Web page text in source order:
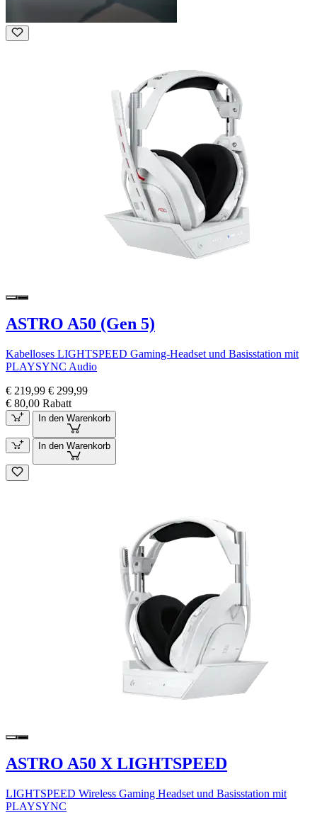
ASTRO A50 (Gen 5)
Kabelloses LIGHTSPEED Gaming-Headset und Basisstation mit
PLAYSYNC Audio
€ 219,99 € 299,99
€ 80,00 Rabatt
In den Warenkorb
In den Warenkorb
ASTRO A50 X LIGHTSPEED
LIGHTSPEED Wireless Gaming Headset und Basisstation mit
PLAYSYNC